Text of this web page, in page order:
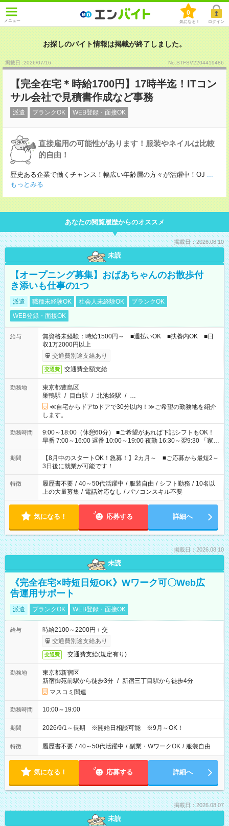
メニュー
0
気になる！ ログイン
お探しのバイト情報は掲載が終了しました。
掲載日 :2026/07/16 No.STFSV2204419486
【完全在宅＊時給1700円】17時半迄！ITコン
サル会社で見積書作成など事務
派遣 ブランクOK WEB登録・面接OK
直接雇用の可能性があります！服装やネイルは比較
的自由！
歴史ある企業で働くチャンス！幅広い年齢層の方々が活躍中！OJ ...
もっとみる
あなたの閲覧履歴からのオススメ
掲載日：2026.08.10
未読
【オープニング募集】おばあちゃんのお散歩付
き添いも仕事の1つ
派遣 職種未経験OK 社会人未経験OK
ブランクOK
WEB登録・面接OK
給与
無資格未経験：時給1500円～ ■週払いOK ■扶養内OK ■日
収1万2000円以上
交通費別途支給あり
交通費 交通費全額支給
勤務地
東京都豊島区
巣鴨駅 / 目白駅 / 北池袋駅 / …
≪自宅からドアtoドアで30分以内！≫ご希望の勤務地を紹介
します。
勤務時間
9:00～18:00（休憩60分） ■ご希望があれば下記シフトもOK！
早番 7:00～16:00 遅番 10:00～19:00 夜勤 16:30～翌9:30 「家族
と休みを合わせたい」 「余裕を持って夕飯の準備がしたい」
「できれば残業はしたくない」 など、ご希望を教えてください
ね。 ※Wワーク希望の方へ 今ご覧のお仕事で希望する勤務時間
と、もう1つのお仕事の勤務時間。 合計で週40時間を超える場
合は応募できません。
期間
【8月中のスタートOK！急募！】2カ月～ ■ご応募から最短2～
3日後に就業が可能です！
特徴 履歴書不要 / 40～50代活躍中 / 服装自由 / シフト勤務 / 10名以
上の大量募集 / 電話対応なし / パソコンスキル不要
気になる！ 応募する 詳細へ
掲載日：2026.08.10
未読
《完全在宅×時短日短OK》Wワーク可〇Web広
告運用サポート
派遣 ブランクOK WEB登録・面接OK
給与
時給2100～2200円＋交
交通費別途支給あり
交通費 交通費支給(規定有り)
勤務地
東京都新宿区
新宿御苑前駅から徒歩3分 / 新宿三丁目駅から徒歩4分
マスコミ関連
勤務時間 10:00～19:00
期間 2026/9/1～長期 ※開始日相談可能 ※9月～OK！
特徴 履歴書不要 / 40～50代活躍中 / 副業・WワークOK / 服装自由
気になる！ 応募する 詳細へ
掲載日：2026.08.07
未読